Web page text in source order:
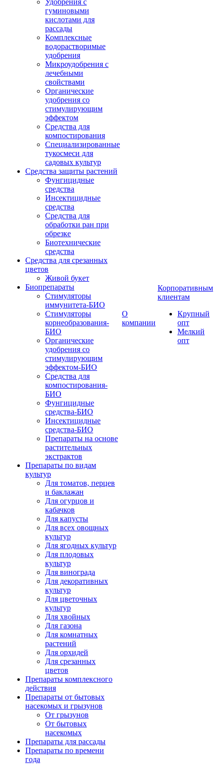
Удобрения с
гуминовыми
кислотами для
рассады
Комплексные
водорастворимые
удобрения
Микроудобрения с
лечебными
свойствами
Органические
удобрения со
стимулирующим
эффектом
Средства для
компостирования
Специализированные
тукосмеси для
садовых культур
Средства защиты растений
Фунгицидные
средства
Инсектицидные
средства
Средства для
обработки ран при
обрезке
Биотехнические
средства
Средства для срезанных
цветов
Живой букет
Биопрепараты
Стимуляторы
иммунитета-БИО
Стимуляторы
корнеобразования-
БИО
Органические
удобрения со
стимулирующим
эффектом-БИО
Средства для
компостирования-
БИО
Фунгицидные
средства-БИО
Инсектицидные
средства-БИО
Препараты на основе
растительных
экстрактов
Препараты по видам
культур
Для томатов, перцев
и баклажан
Для огурцов и
кабачков
Для капусты
Для всех овощных
культур
Для ягодных культур
Для плодовых
культур
Для винограда
Для декоративных
культур
Для цветочных
культур
Для хвойных
Для газона
Для комнатных
растений
Для орхидей
Для срезанных
цветов
Препараты комплексного
действия
Препараты от бытовых
насекомых и грызунов
От грызунов
От бытовых
насекомых
Препараты для рассады
Препараты по времени
года
О
компании
Корпоративным
клиентам
Крупный
опт
Мелкий
опт